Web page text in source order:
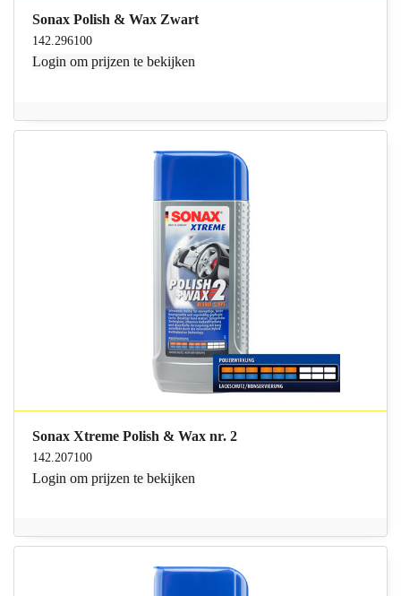
Sonax Polish & Wax Zwart
142.296100
Login om prijzen te bekijken
Sonax Xtreme Polish & Wax nr. 2
142.207100
Login om prijzen te bekijken